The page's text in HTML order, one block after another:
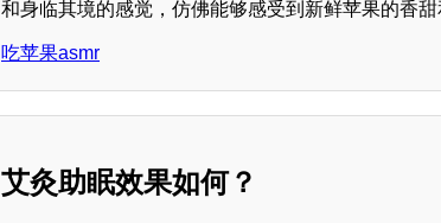
和身临其境的感觉，仿佛能够感受到新鲜苹果的香
吃苹果asmr
艾灸助眠效果如何？